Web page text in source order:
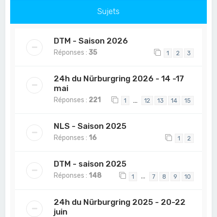
Sujets
DTM - Saison 2026
Réponses :35 1 2 3
24h du Nürburgring 2026 - 14 -17
mai
Réponses : 221 1 … 12 13 14 15
NLS - Saison 2025
Réponses : 16 1 2
DTM - saison 2025
Réponses : 148 1 … 7 8 9 10
24h du Nürburgring 2025 - 20-22
juin